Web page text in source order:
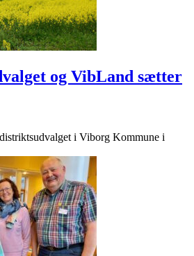
og VibLand sætter
i Viborg Kommune i